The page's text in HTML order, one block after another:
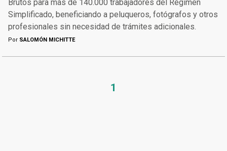
Brutos para más de 140.000 trabajadores del Régimen
Simplificado, beneficiando a peluqueros, fotógrafos y otros
profesionales sin necesidad de trámites adicionales.
Por SALOMÓN MICHITTE
1